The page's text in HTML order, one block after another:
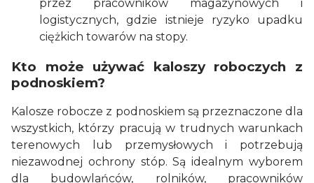
przez pracowników magazynowych i
logistycznych, gdzie istnieje ryzyko upadku
ciężkich towarów na stopy.
Kto może używać kaloszy roboczych z
podnoskiem?
Kalosze robocze z podnoskiem są przeznaczone dla
wszystkich, którzy pracują w trudnych warunkach
terenowych lub przemysłowych i potrzebują
niezawodnej ochrony stóp. Są idealnym wyborem
dla budowlańców, rolników, pracowników